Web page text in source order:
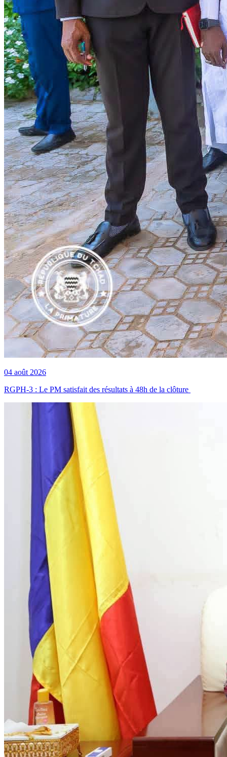
04 août 2026
RGPH-3 : Le PM satisfait des résultats à 48h de la clôture